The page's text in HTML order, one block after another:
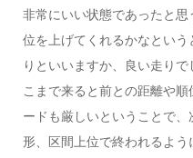
非常にいい状態であったと
位を上げてくれるかなとい
りといいますか、良い走り
こまで来ると前との距離や
ードも厳しいということで
形、区間上位で終われるよ